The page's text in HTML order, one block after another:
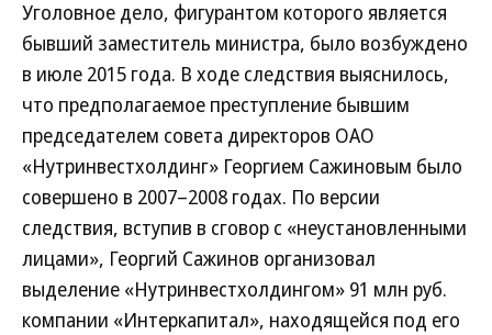
Уголовное дело, фигурантом которого является
бывший заместитель министра, было возбуждено
в июле 2015 года. В ходе следствия выяснилось,
что предполагаемое преступление бывшим
председателем совета директоров ОАО
«Нутринвестхолдинг» Георгием Сажиновым было
совершено в 2007–2008 годах. По версии
следствия, вступив в сговор с «неустановленными
лицами», Георгий Сажинов организовал
выделение «Нутринвестхолдингом» 91 млн руб.
компании «Интеркапитал», находящейся под его